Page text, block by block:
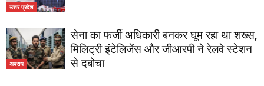
उत्तर प्रदेश
अपराध
सेना का फर्जी अधिकारी बनकर घूम रहा था शख्स,
मिलिट्री इंटेलिजेंस और जीआरपी ने रेलवे स्टेशन
से दबोचा